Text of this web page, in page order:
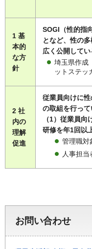
1 基
本的
な方
針
SOGI（性的指
となど、性の
広く公開してい
埼玉県作成
ットステッ
2 社
内の
理解
促進
従業員向けに
の取組を行って
（1）従業員
研修を年1回以
管理職対
人事担当
お問い合わせ